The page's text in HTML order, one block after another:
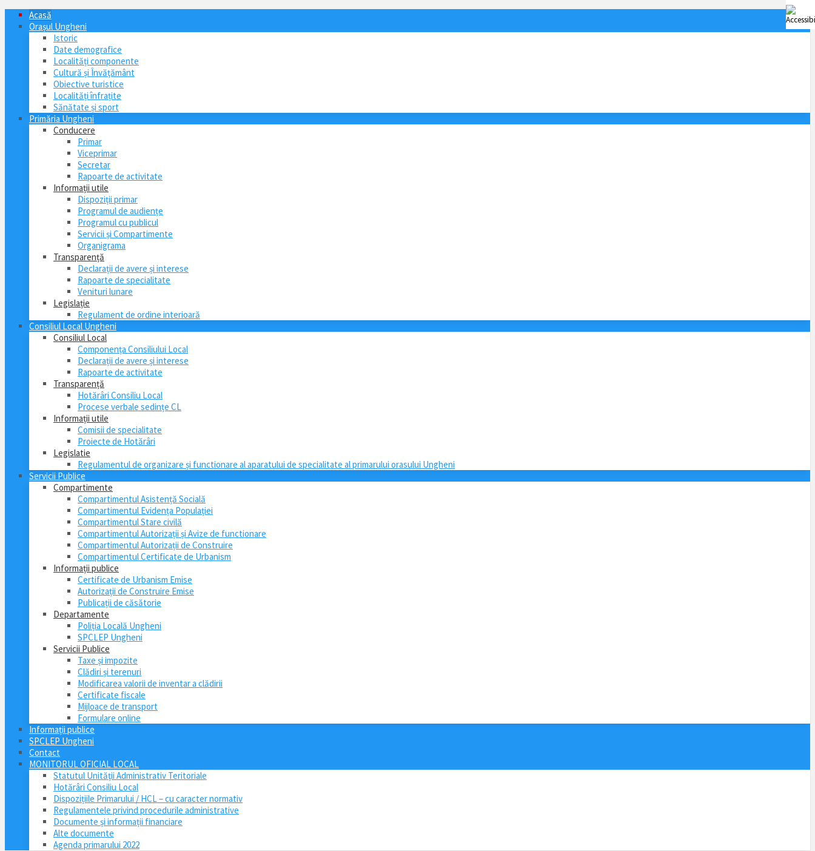
Acasă
Orașul Ungheni
Istoric
Date demografice
Localități componente
Cultură și Învăţământ
Obiective turistice
Localități înfrațite
Sănătate și sport
Primăria Ungheni
Conducere
Primar
Viceprimar
Secretar
Rapoarte de activitate
Informații utile
Dispoziții primar
Programul de audiențe
Programul cu publicul
Servicii și Compartimente
Organigrama
Transparență
Declarații de avere și interese
Rapoarte de specialitate
Venituri lunare
Legislație
Regulament de ordine interioară
Consiliul Local Ungheni
Consiliul Local
Componența Consiliului Local
Declarații de avere și interese
Rapoarte de activitate
Transparență
Hotărâri Consiliu Local
Procese verbale sedințe CL
Informații utile
Comisii de specialitate
Proiecte de Hotărâri
Legislatie
Regulamentul de organizare și functionare al aparatului de specialitate al primarului orasului Ungheni
Servicii Publice
Compartimente
Compartimentul Asistență Socială
Compartimentul Evidența Populației
Compartimentul Stare civilă
Compartimentul Autorizații și Avize de functionare
Compartimentul Autorizații de Construire
Compartimentul Certificate de Urbanism
Informații publice
Certificate de Urbanism Emise
Autorizații de Construire Emise
Publicații de căsătorie
Departamente
Poliția Locală Ungheni
SPCLEP Ungheni
Servicii Publice
Taxe și impozite
Clădiri și terenuri
Modificarea valorii de inventar a clădirii
Certificate fiscale
Mijloace de transport
Formulare online
Informații publice
SPCLEP Ungheni
Contact
MONITORUL OFICIAL LOCAL
Statutul Unităţii Administrativ Teritoriale
Hotărâri Consiliu Local
Dispozițiile Primarului / HCL – cu caracter normativ
Regulamentele privind procedurile administrative
Documente și informații financiare
Alte documente
Agenda primarului 2022